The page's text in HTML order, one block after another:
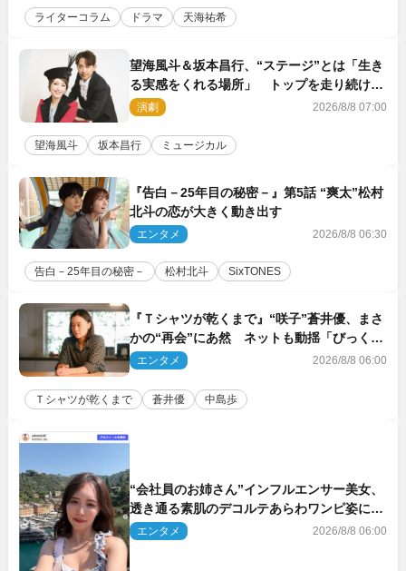
ライターコラム ドラマ 天海祐希
望海風斗＆坂本昌行、“ステージ”とは「生き
る実感をくれる場所」 トップを走り続ける
原動力を語る
演劇 2026/8/8 07:00
望海風斗 坂本昌行 ミュージカル
『告白－25年目の秘密－』第5話 “爽太”松村
北斗の恋が大きく動き出す
エンタメ 2026/8/8 06:30
告白－25年目の秘密－ 松村北斗 SixTONES
『Ｔシャツが乾くまで』“咲子”蒼井優、まさ
かの“再会”にあ然 ネットも動揺「びっくり
した!!」「今さら?!」（ネタバレあり）
エンタメ 2026/8/8 06:00
Ｔシャツが乾くまで 蒼井優 中島歩
“会社員のお姉さん”インフルエンサー美女、
透き通る素肌のデコルテあらわワンピ姿に反
響エンタメ 2026/8/8 06:00